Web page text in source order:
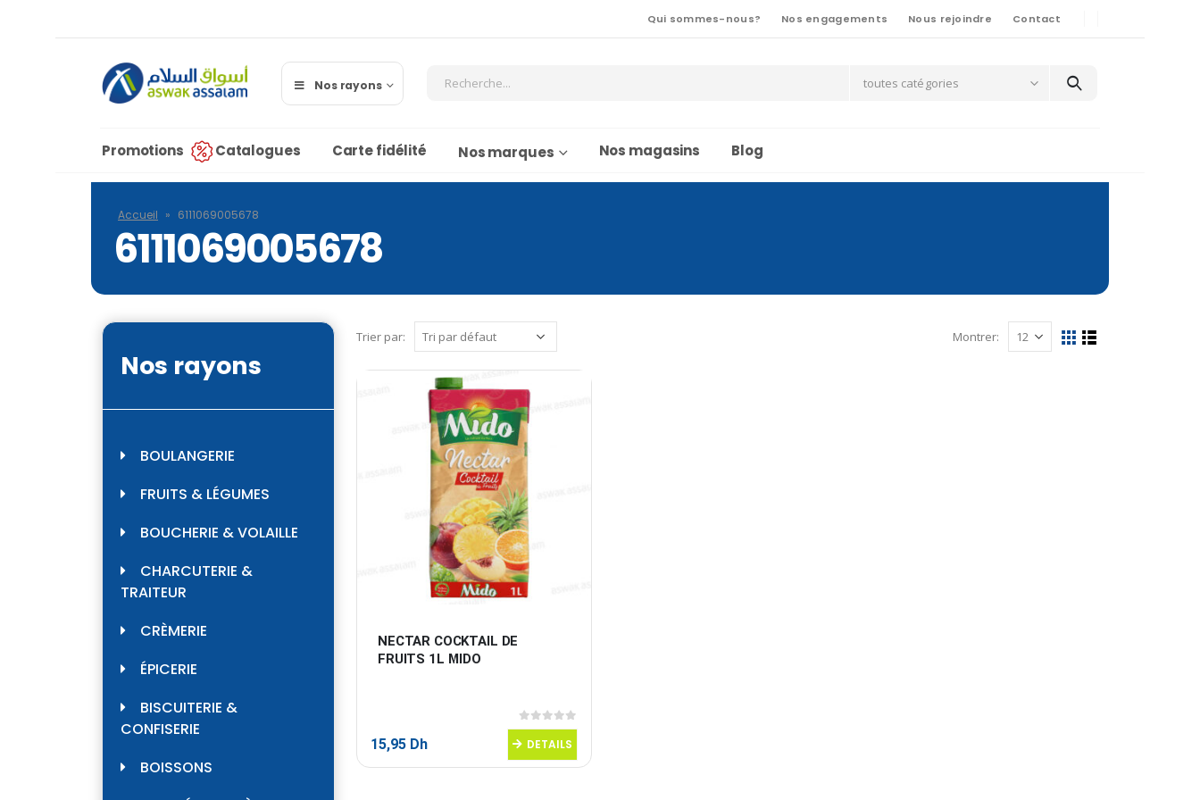
Qui sommes-nous? Nos engagements Nous rejoindre Contact
Nos rayons toutes catégories
Promotions Catalogues Carte fidélité Nos marques Nos magasins Blog
Accueil » 6111069005678
6111069005678
Trier par: Montrer:
NECTAR COCKTAIL DE
FRUITS 1L MIDO
0sur 5
15,95 Dh DETAILS
Nos rayons
BOULANGERIE
FRUITS & LÉGUMES
BOUCHERIE & VOLAILLE
CHARCUTERIE &
TRAITEUR
CRÈMERIE
ÉPICERIE
BISCUITERIE &
CONFISERIE
BOISSONS